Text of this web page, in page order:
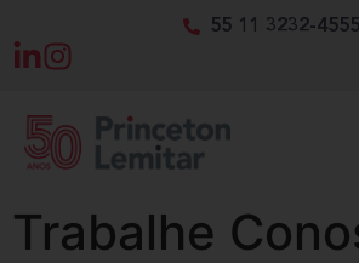
55 11 3232-4555
Trabalhe